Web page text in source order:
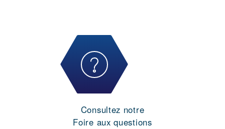
Consultez notre
Foire aux questions